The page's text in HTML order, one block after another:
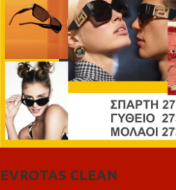
EVROTAS CLEAN